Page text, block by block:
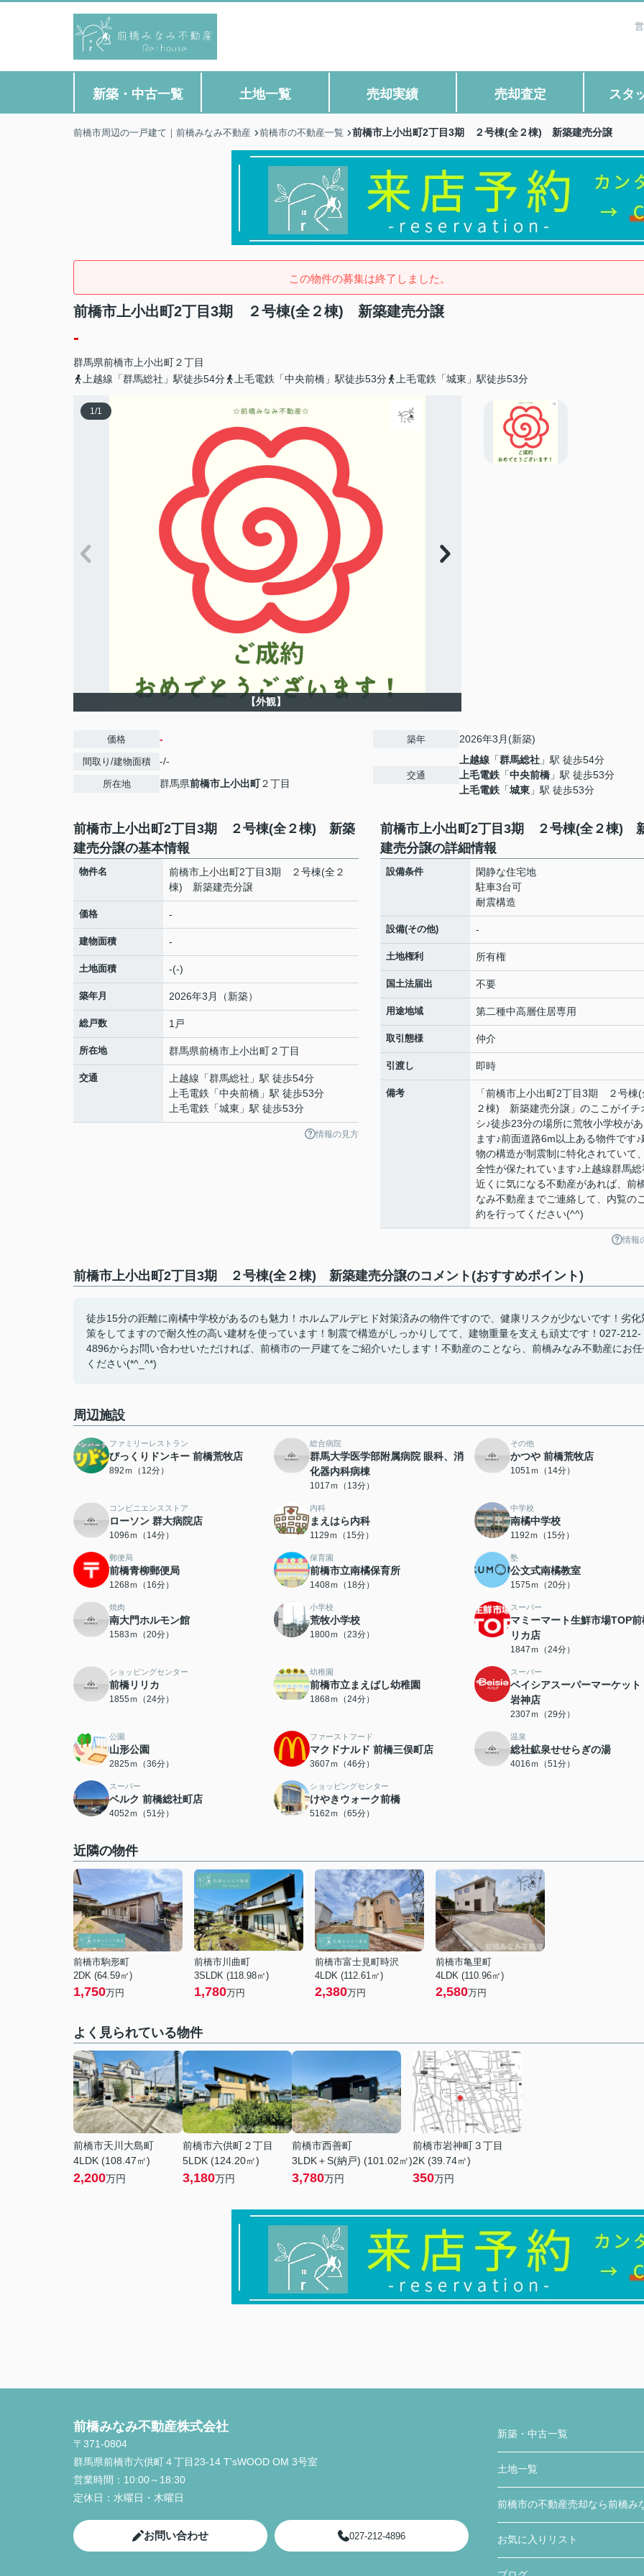
新築・中古一覧 土地一覧 売却実績 売却査定 スタ
前橋市周辺の一戸建て｜前橋みなみ不動産 前橋市の不動産一覧 前橋市上小出町2丁目3期 ２号棟(全２棟) 新築建売分譲
この物件の募集は終了しました。
前橋市上小出町2丁目3期 ２号棟(全２棟) 新築建売分譲
-
群馬県前橋市 上小出町２丁目
上越線「群馬総社」駅徒歩54分
上毛電鉄「中央前橋」駅徒歩53分 上毛電鉄「城東」駅徒歩53分
1/1
【外観】
価格 -
間取り/建物面積 -/-
所在地 群馬県前橋市 上小出町２丁目
築年 2026年3月(新築)
交通
上越線 「群馬総社 」駅 徒歩54分
上毛電鉄 「中央前橋 」駅 徒歩53分
上毛電鉄 「城東 」駅 徒歩53分
前橋市上小出町2丁目3期 ２号棟(全２棟) 新築
建売分譲の基本情報
物件名
前橋市上小出町2丁目3期 ２号棟(全２
棟) 新築建売分譲
価格 -
建物面積 -
土地面積 -(-)
築年月 2026年3月（新築）
総戸数 1戸
所在地 群馬県前橋市 上小出町２丁目
交通 上越線 「群馬総社 」駅 徒歩54分
上毛電鉄 「中央前橋 」駅 徒歩53分
上毛電鉄 「城東 」駅 徒歩53分
情報の見方
前橋市上小出町2丁目3期 ２号棟(全２棟)
建売分譲の詳細情報
設備条件
閑静な住宅地
駐車3台可
耐震構造
設備(その他) -
土地権利 所有権
国土法届出 不要
用途地域 第二種中高層住居専用
取引態様 仲介
引渡し 即時
備考
「前橋市上小出町2丁目3期 ２号棟(
２棟) 新築建売分譲」のここがイチ
シ♪徒歩23分の場所に荒牧小学校が
ます♪前面道路6m以上ある物件です♪
物の構造が制震制に特化されていて
全性が保たれています♪上越線群馬総
近くに気になる不動産があれば、前
なみ不動産までご連絡して、内覧の
約を行ってください(^^)
情報
前橋市上小出町2丁目3期 ２号棟(全２棟) 新築建売分譲のコメント(おすすめポイント)
徒歩15分の距離に南橘中学校があるのも魅力！ホルムアルデヒド対策済みの物件ですので、健康リスクが少ないです！劣化
策をしてますので耐久性の高い建材を使っています！制震で構造がしっかりしてて、建物重量を支えも頑丈です！027-212-
4896からお問い合わせいただければ、前橋市の一戸建てをご紹介いたします！不動産のことなら、前橋みなみ不動産にお
ください(*^_^*)
周辺施設
ファミリーレストラン
びっくりドンキー 前橋荒牧店
892ｍ（12分）
総合病院
群馬大学医学部附属病院 眼科、消
化器内科病棟
1017ｍ（13分）
その他
かつや 前橋荒牧店
1051ｍ（14分）
コンビニエンスストア
ローソン 群大病院店
1096ｍ（14分）
内科
まえはら内科
1129ｍ（15分）
中学校
南橘中学校
1192ｍ（15分）
郵便局
前橋青柳郵便局
1268ｍ（16分）
保育園
前橋市立南橘保育所
1408ｍ（18分）
塾
公文式南橘教室
1575ｍ（20分）
焼肉
南大門ホルモン館
1583ｍ（20分）
小学校
荒牧小学校
1800ｍ（23分）
スーパー
マミーマート生鮮市場TOP
リカ店
1847ｍ（24分）
ショッピングセンター
前橋リリカ
1855ｍ（24分）
幼稚園
前橋市立まえばし幼稚園
1868ｍ（24分）
スーパー
ベイシアスーパーマーケット
岩神店
2307ｍ（29分）
公園
山形公園
2825ｍ（36分）
ファーストフード
マクドナルド 前橋三俣町店
3607ｍ（46分）
温泉
総社鉱泉せせらぎの湯
4016ｍ（51分）
スーパー
ベルク 前橋総社町店
4052ｍ（51分）
ショッピングセンター
けやきウォーク前橋
5162ｍ（65分）
近隣の物件
前橋市駒形町
2DK (64.59㎡)
1,750万円
前橋市川曲町
3SLDK (118.98㎡)
1,780万円
前橋市富士見町時沢
4LDK (112.61㎡)
2,380万円
前橋市亀里町
4LDK (110.96㎡)
2,580万円
よく見られている物件
前橋市天川大島町
4LDK (108.47㎡)
2,200万円
前橋市六供町２丁目
5LDK (124.20㎡)
3,180万円
前橋市西善町
3LDK＋S(納戸) (101.02㎡)
3,780万円
前橋市岩神町３丁目
2K (39.74㎡)
350万円
前橋みなみ不動産株式会社
〒371-0804
群馬県前橋市六供町４丁目23‐14 T'sWOOD OM 3号室
営業時間： 10:00～18:30
定休日： 水曜日・木曜日
お問い合わせ 027-212-4896
新築・中古一覧
土地一覧
前橋市の不動産売却なら前橋み
お気に入りリスト